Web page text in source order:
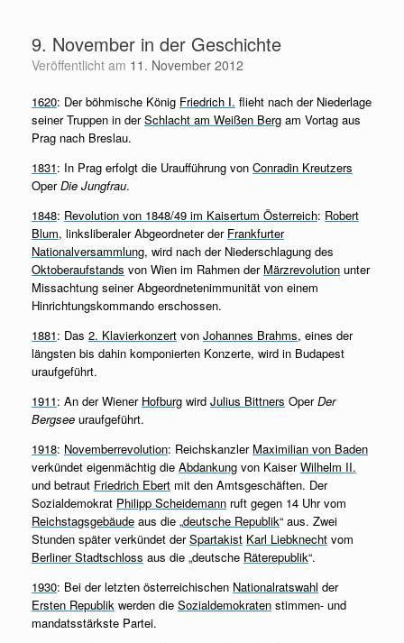
springen9. November in der Geschichte
Veröffentlicht am 11. November 2012
1620: Der böhmische König Friedrich I. flieht nach der Niederlage
seiner Truppen in derSchlacht am Weißen Berg am Vortag aus
Prag nach Breslau.
1831: In Prag erfolgt die Uraufführung von Conradin Kreutzers
OperDie Jungfrau.
1848: Revolution von 1848/49 im Kaisertum Österreich: Robert
Blum, linksliberaler Abgeordneter der Frankfurter
Nationalversammlung, wird nach der Niederschlagung des
Oktoberaufstands von Wien im Rahmen der Märzrevolution unter
Missachtung seiner Abgeordnetenimmunität von einem
Hinrichtungskommando erschossen.
1881: Das 2. Klavierkonzert von Johannes Brahms, eines der
längsten bis dahin komponierten Konzerte, wird in Budapest
uraufgeführt.
1911: An der Wiener Hofburg wird Julius Bittners OperDer
Bergsee uraufgeführt.
1918: Novemberrevolution: Reichskanzler Maximilian von Baden
verkündet eigenmächtig die Abdankung von KaiserWilhelm II.
und betraut Friedrich Ebert mit den Amtsgeschäften. Der
Sozialdemokrat Philipp Scheidemann ruft gegen 14 Uhr vom
Reichstagsgebäude aus die „deutsche Republik“ aus. Zwei
Stunden später verkündet derSpartakist Karl Liebknecht vom
Berliner Stadtschloss aus die „deutsche Räterepublik“.
1930: Bei der letzten österreichischen Nationalratswahl der
Ersten Republik werden die Sozialdemokraten stimmen- und
mandatsstärkste Partei.